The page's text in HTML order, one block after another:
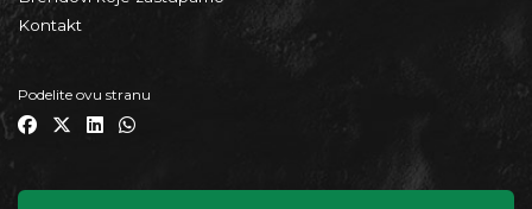
Kontakt
Podelite ovu stranu